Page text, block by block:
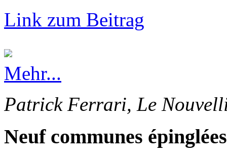
Link zum Beitrag
Mehr...
Patrick Ferrari, Le
Neuf communes épinglées